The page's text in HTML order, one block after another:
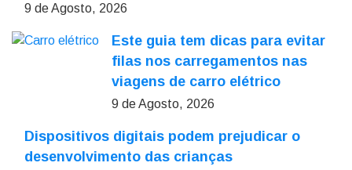
9 de Agosto, 2026
Este guia tem dicas para evitar
filas nos carregamentos nas
viagens de carro elétrico
9 de Agosto, 2026
Dispositivos digitais podem prejudicar o
desenvolvimento das crianças